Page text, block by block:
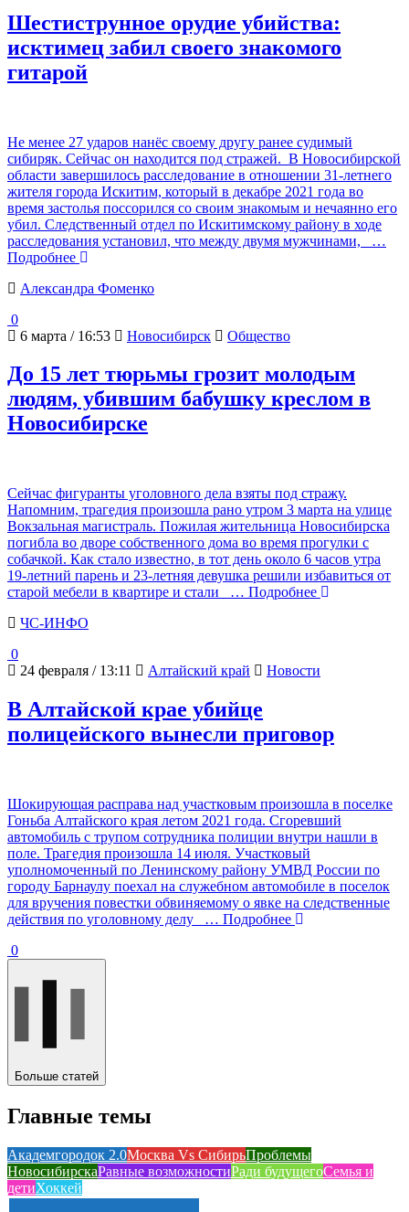
Шестиструнное орудие убийства:
исктимец забил своего знакомого
гитарой
Не менее 27 ударов нанёс своему другу ранее судимый
сибиряк. Сейчас он находится под стражей. В Новосибирской
области завершилось расследование в отношении 31-летнего
жителя города Искитим, который в декабре 2021 года во
время застолья поссорился со своим знакомым и нечаянно его
убил. Следственный отдел по Искитимскому району в ходе
расследования установил, что между двумя мужчинами,
…
Подробнее
Александра Фоменко
0
6 марта / 16:53
Новосибирск Общество
До 15 лет тюрьмы грозит молодым
людям, убившим бабушку креслом в
Новосибирске
Сейчас фигуранты уголовного дела взяты под стражу.
Напомним, трагедия произошла рано утром 3 марта на улице
Вокзальная магистраль. Пожилая жительница Новосибирска
погибла во дворе собственного дома во время прогулки с
собачкой. Как стало известно, в тот день около 6 часов утра
19-летний парень и 23-летняя девушка решили избавиться от
старой мебели в квартире и стали
… Подробнее
ЧС-ИНФО
0
24 февраля / 13:11
Алтайский край Новости
В Алтайской крае убийце
полицейского вынесли приговор
Шокирующая расправа над участковым произошла в поселке
Гоньба Алтайского края летом 2021 года. Сгоревший
автомобиль с трупом сотрудника полиции внутри нашли в
поле. Трагедия произошла 14 июля. Участковый
уполномоченный по Ленинскому району УМВД России по
городу Барнаулу поехал на служебном автомобиле в поселок
для вручения повестки обвиняемому о явке на следственные
действия по уголовному делу
… Подробнее
0
Больше статей
Главные темы
Академгородок 2.0Москва Vs СибирьПроблемы
НовосибирскаРавные возможностиРади будущегоСемья и
детиХоккей